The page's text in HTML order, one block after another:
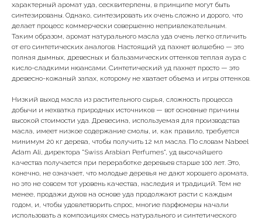
характерный аромат уда, сесквитерпены, в принципе могут быть
синтезированы. Однако, синтезировать их очень сложно и дорого, что
делает процесс коммерчески совершенно непривлекательным.
Таким образом, аромат натурального масла уда очень легко отличить
от его синтетических аналогов. Настоящий уд пахнет волшебно — это
полная дымных, древесных и бальзамических оттенков теплая аура с
кисло-сладкими нюансами. Синтетический уд пахнет просто — это
древесно-кожаный запах, которому не хватает объема и игры оттенков.
Низкий выход масла из растительного сырья, сложность процесса
добычи и нехватка природных источников — вот основные причины
высокой стоимости уда. Древесина, используемая для производства
масла, имеет низкое содержание смолы, и, как правило, требуется
минимум 20 кг дерева, чтобы получить 12 мл масла. По словам Nabeel
Adam Ali, директора "Swiss Arabian Perfumes", уд высочайшего
качества получается при переработке деревьев старше 100 лет. Это,
конечно, не означает, что молодые деревья не дают хорошего аромата,
но это не совсем тот уровень качества, наследия и традиций. Тем не
менее, продажи духов на основе уда продолжают расти с каждым
годом, и, чтобы удовлетворить спрос, многие парфюмеры начали
использовать а композициях смесь натурального и синтетического